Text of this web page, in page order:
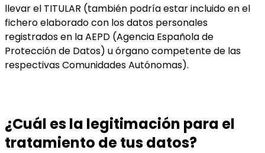
llevar el TITULAR (también podría estar incluido en el
fichero elaborado con los datos personales
registrados en la AEPD (Agencia Española de
Protección de Datos) u órgano competente de las
respectivas Comunidades Autónomas).
¿Cuál es la legitimación para el
tratamiento de tus datos?